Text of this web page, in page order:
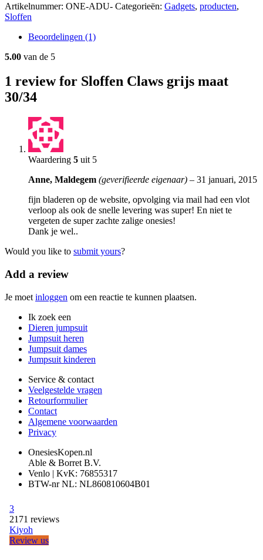
Artikelnummer: ONE-ADU- Categorieën: Gadgets, producten,
Sloffen
Beoordelingen (1)
5.00 van de 5
1 review for Sloffen Claws grijs maat
30/34
Waardering 5 uit 5
Anne, Maldegem (geverifieerde eigenaar) – 31 januari, 2015
fijn bladeren op de website, opvolging via mail had een vlot
verloop als ook de snelle levering was super! En niet te
vergeten de super zachte zalige onesies!
Dank je wel..
Would you like to submit yours?
Add a review
Je moet inloggen om een reactie te kunnen plaatsen.
Ik zoek een
Dieren jumpsuit
Jumpsuit heren
Jumpsuit dames
Jumpsuit kinderen
Service & contact
Veelgestelde vragen
Retourformulier
Contact
Algemene voorwaarden
Privacy
OnesiesKopen.nl
Able & Borret B.V.
Venlo | KvK: 76855317
BTW-nr NL: NL860810604B01